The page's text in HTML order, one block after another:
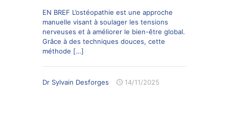
EN BREF L’ostéopathie est une approche
manuelle visant à soulager les tensions
nerveuses et à améliorer le bien-être global.
Grâce à des techniques douces, cette
méthode […]
Dr Sylvain Desforges 14/11/2025